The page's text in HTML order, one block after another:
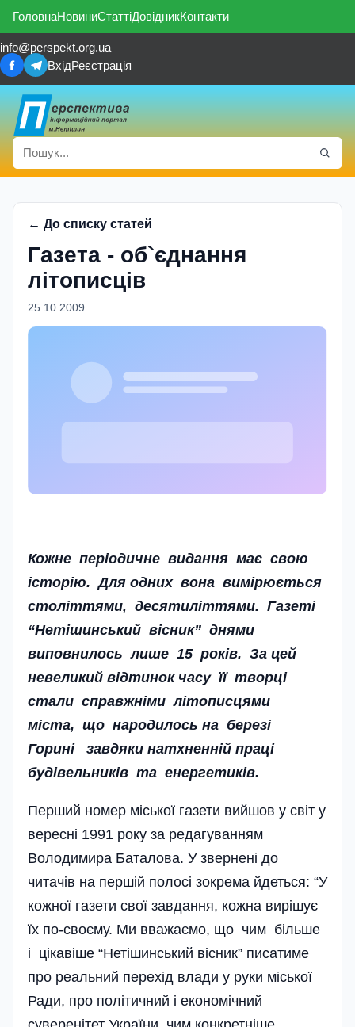
ГоловнаНовиниСтаттіДовідникКонтакти
info@perspekt.org.ua
ВхідРеєстрація
← До списку статей
Газета - об`єднання
літописців
25.10.2009
Кожне періодичне видання має свою
історію. Для одних вона вимірюється
століттями, десятиліттями. Газеті
“Нетішинський вісник” днями
виповнилось лише 15 років. За цей
невеликий відтинок часу її творці
стали справжніми літописцями
міста, що народилось на березі
Горині завдяки натхненній праці
будівельників та енергетиків.
Перший номер міської газети вийшов у світ у
вересні 1991 року за редагуванням
Володимира Баталова. У звернені до
читачів на першій полосі зокрема йдеться: “У
кожної газети свої завдання, кожна вирішує
їх по-своєму. Ми вважа­ємо, що чим більше
і ціка­віше “Нетішинський вісник” писатиме
про реальний перехід влади у руки міської
Ради, про політичний і економічний